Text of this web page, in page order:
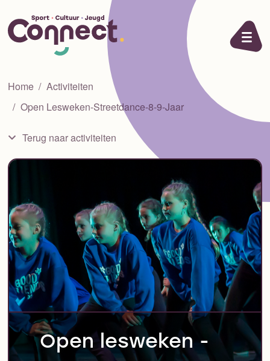
Ga naar de inhoud
Home
Activiteiten
Open Lesweken-Streetdance-8-9-Jaar
Terug naar activiteiten
Open lesweken -